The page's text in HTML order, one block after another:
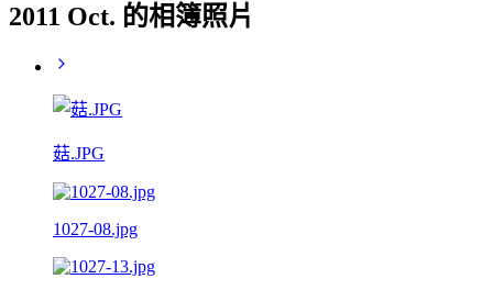
2011 Oct. 的相簿照片
菇.JPG
1027-08.jpg